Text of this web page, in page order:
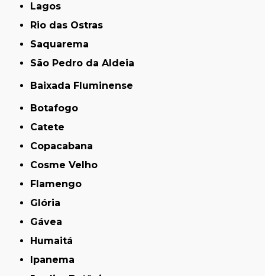
Lagos
Rio das Ostras
Saquarema
São Pedro da Aldeia
Baixada Fluminense
Botafogo
Catete
Copacabana
Cosme Velho
Flamengo
Glória
Gávea
Humaitá
Ipanema